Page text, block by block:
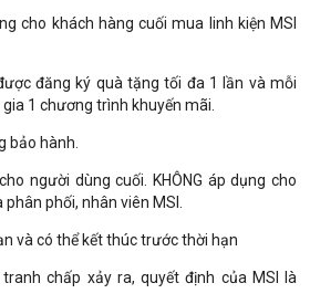
cho khách hàng cuối mua linh kiện MSI
đăng ký quà tặng tối đa 1 lần và mỗi
1 chương trình khuyến mãi.
bảo hành.
người dùng cuối. KHÔNG áp dụng cho
phối, nhân viên MSI.
và có thể kết thúc trước thời hạn
chấp xảy ra, quyết định của MSI là